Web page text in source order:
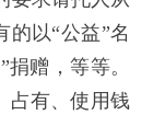
以“公益”名
赠，等等。
占有、使用钱